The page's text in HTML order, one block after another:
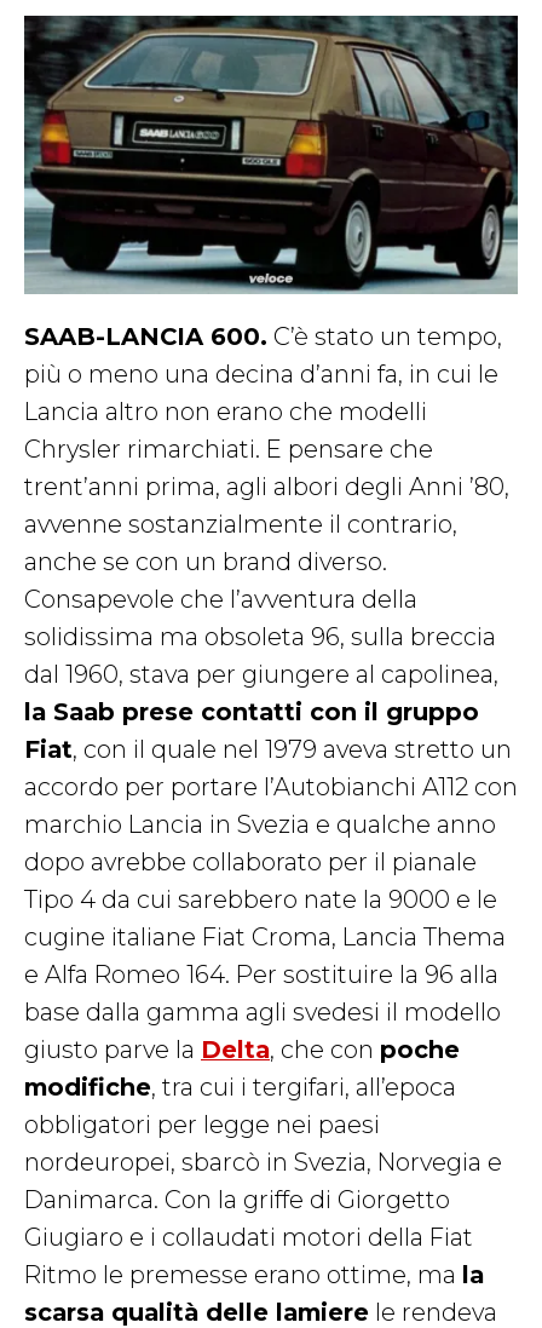
SAAB-LANCIA 600. C’è stato un tempo,
più o meno una decina d’anni fa, in cui le
Lancia altro non erano che modelli
Chrysler rimarchiati. E pensare che
trent’anni prima, agli albori degli Anni ’80,
avvenne sostanzialmente il contrario,
anche se con un brand diverso.
Consapevole che l’avventura della
solidissima ma obsoleta 96, sulla breccia
dal 1960, stava per giungere al capolinea,
la Saab prese contatti con il gruppo
Fiat, con il quale nel 1979 aveva stretto un
accordo per portare l’Autobianchi A112 con
marchio Lancia in Svezia e qualche anno
dopo avrebbe collaborato per il pianale
Tipo 4 da cui sarebbero nate la 9000 e le
cugine italiane Fiat Croma, Lancia Thema
e Alfa Romeo 164. Per sostituire la 96 alla
base dalla gamma agli svedesi il modello
giusto parve la Delta, che con poche
modifiche, tra cui i tergifari, all’epoca
obbligatori per legge nei paesi
nordeuropei, sbarcò in Svezia, Norvegia e
Danimarca. Con la griffe di Giorgetto
Giugiaro e i collaudati motori della Fiat
Ritmo le premesse erano ottime, ma la
scarsa qualità delle lamiere le rendeva